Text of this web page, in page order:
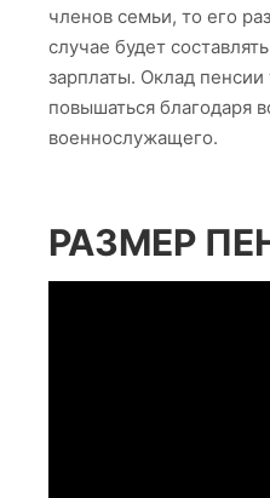
членов семьи, то его
случае будет
зарплаты. Оклад
повышаться благодаря
военнослужащего.
РАЗМЕР